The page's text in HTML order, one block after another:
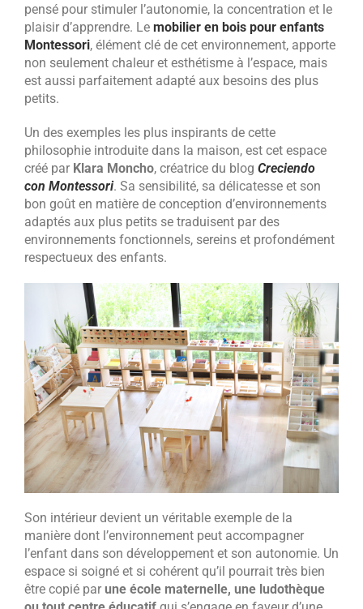
pensé pour stimuler l’autonomie, la concentration et le
plaisir d’apprendre. Le mobilier en bois pour enfants
Montessori, élément clé de cet environnement, apporte
non seulement chaleur et esthétisme à l’espace, mais
est aussi parfaitement adapté aux besoins des plus
petits.
Un des exemples les plus inspirants de cette
philosophie introduite dans la maison, est cet espace
créé par Klara Moncho, créatrice du blog Creciendo
con Montessori. Sa sensibilité, sa délicatesse et son
bon goût en matière de conception d’environnements
adaptés aux plus petits se traduisent par des
environnements fonctionnels, sereins et profondément
respectueux des enfants.
Son intérieur devient un véritable exemple de la
manière dont l’environnement peut accompagner
l’enfant dans son développement et son autonomie. Un
espace si soigné et si cohérent qu’il pourrait très bien
être copié par une école maternelle, une ludothèque